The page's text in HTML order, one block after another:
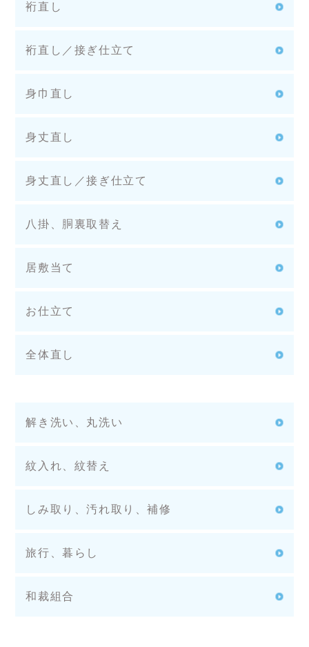
裄直し
裄直し／接ぎ仕立て
身巾直し
身丈直し
身丈直し／接ぎ仕立て
八掛、胴裏取替え
居敷当て
お仕立て
全体直し
解き洗い、丸洗い
紋入れ、紋替え
しみ取り、汚れ取り、補修
旅行、暮らし
和裁組合